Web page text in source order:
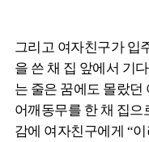
그리고 여자친구가 입
을 쓴 채 집 앞에서 기
는 줄은 꿈에도 몰랐던
어깨동무를 한 채 집으
감에 여자친구에게 “